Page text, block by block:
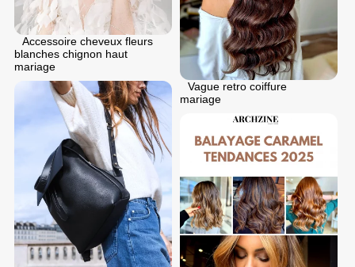
Accessoire cheveux fleurs
blanches chignon haut
mariage
Vague retro coiffure
mariage